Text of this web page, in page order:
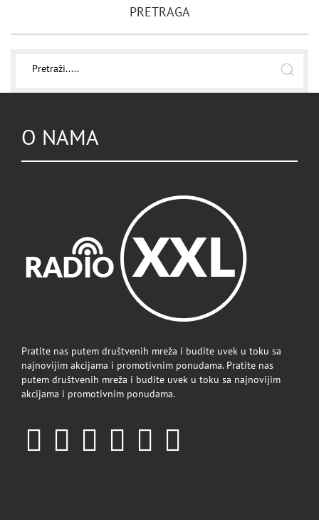
PRETRAGA
O NAMA
Pratite nas putem društvenih mreža i budite uvek u toku sa
najnovijim akcijama i promotivnim ponudama. Pratite nas
putem društvenih mreža i budite uvek u toku sa najnovijim
akcijama i promotivnim ponudama.